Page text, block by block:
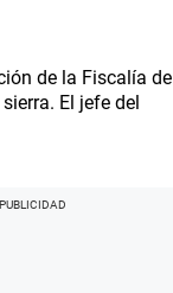
de la Fiscalía de
El jefe del